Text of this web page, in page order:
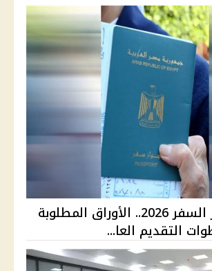
استخراج جواز السفر 2026.. الأوراق المطلوبة
التقديم العا...